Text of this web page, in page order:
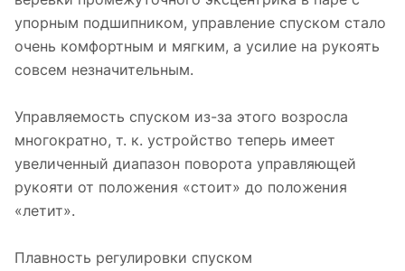
упорным подшипником, управление спуском стало
очень комфортным и мягким, а усилие на рукоять
совсем незначительным.
Управляемость спуском из-за этого возросла
многократно, т. к. устройство теперь имеет
увеличенный диапазон поворота управляющей
рукояти от положения «стоит» до положения
«летит».
Плавность регулировки спуском